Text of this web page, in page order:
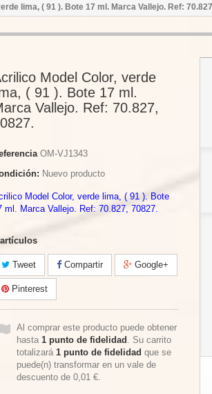
lima, ( 91 ). Bote 17 ml. Marca Vallejo. Ref:
Model Color, verde
( 91 ). Bote 17 ml.
Vallejo. Ref: 70.827,
OM-VJ1343
Nuevo producto
Model Color, verde lima, ( 91 ). Bote
ml. Marca Vallejo. Ref: 70.827, 70827.
artículos
Tweet Compartir Google+
Pinterest
Al comprar este producto puede obtener
hasta 1 punto de fidelidad . Su carrito
totalizará 1 punto de fidelidad que se
puede(n) transformar en un vale de
descuento de 0,01 €.